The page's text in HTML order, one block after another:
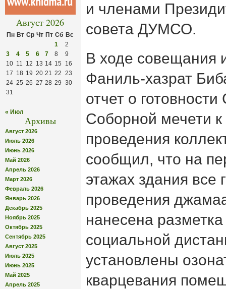
Август 2026
Пн Вт Ср Чт Пт Сб Вс
1
2
3
4 5 6 7 8
9
10 11 12 13 14 15
16
17 18 19 20 21 22 23
24 25 26 27 28 29 30
31
« Июл
Архивы
Август 2026
Июль 2026
Июнь 2026
Май 2026
Апрель 2026
Март 2026
Февраль 2026
Январь 2026
Декабрь 2025
Ноябрь 2025
Октябрь 2025
Сентябрь 2025
Август 2025
Июль 2025
Июнь 2025
Май 2025
Апрель 2025
и членами
совета ДУМСО.
В ходе совещания
Фаниль-хазрат
отчет о
Соборной мечети
проведения
сообщил, что на
этажах здания все
проведения
нанесена
социальной
установлены
кварцевания